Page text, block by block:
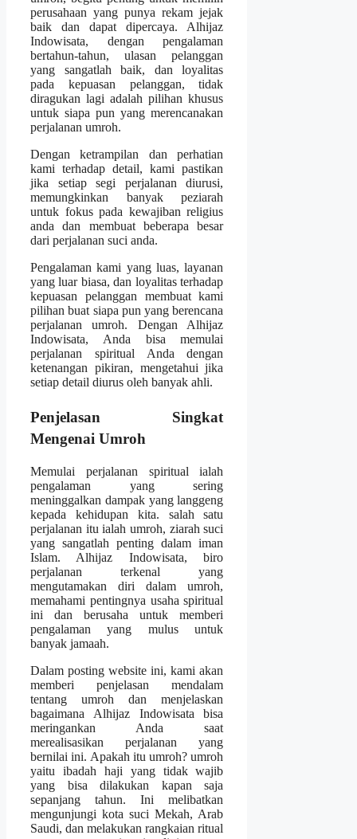
perusahaan yang punya rekam jejak
baik dan dapat dipercaya. Alhijaz
Indowisata, dengan pengalaman
bertahun-tahun, ulasan pelanggan
yang sangatlah baik, dan loyalitas
pada kepuasan pelanggan, tidak
diragukan lagi adalah pilihan khusus
untuk siapa pun yang merencanakan
perjalanan umroh.
Dengan ketrampilan dan perhatian
kami terhadap detail, kami pastikan
jika setiap segi perjalanan diurusi,
memungkinkan banyak peziarah
untuk fokus pada kewajiban religius
anda dan membuat beberapa besar
dari perjalanan suci anda.
Pengalaman kami yang luas, layanan
yang luar biasa, dan loyalitas terhadap
kepuasan pelanggan membuat kami
pilihan buat siapa pun yang berencana
perjalanan umroh. Dengan Alhijaz
Indowisata, Anda bisa memulai
perjalanan spiritual Anda dengan
ketenangan pikiran, mengetahui jika
setiap detail diurus oleh banyak ahli.
Penjelasan Singkat
Mengenai Umroh
Memulai perjalanan spiritual ialah
pengalaman yang sering
meninggalkan dampak yang langgeng
kepada kehidupan kita. salah satu
perjalanan itu ialah umroh, ziarah suci
yang sangatlah penting dalam iman
Islam. Alhijaz Indowisata, biro
perjalanan terkenal yang
mengutamakan diri dalam umroh,
memahami pentingnya usaha spiritual
ini dan berusaha untuk memberi
pengalaman yang mulus untuk
banyak jamaah.
Dalam posting website ini, kami akan
memberi penjelasan mendalam
tentang umroh dan menjelaskan
bagaimana Alhijaz Indowisata bisa
meringankan Anda saat
merealisasikan perjalanan yang
bernilai ini. Apakah itu umroh? umroh
yaitu ibadah haji yang tidak wajib
yang bisa dilakukan kapan saja
sepanjang tahun. Ini melibatkan
mengunjungi kota suci Mekah, Arab
Saudi, dan melakukan rangkaian ritual